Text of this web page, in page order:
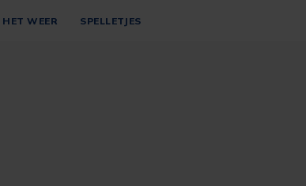
HET WEER SPELLETJES